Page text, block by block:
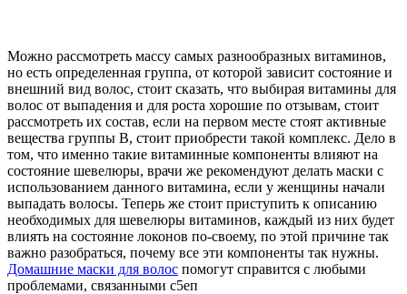
Можно рассмотреть массу самых разнообразных витаминов,
но есть определенная группа, от которой зависит состояние и
внешний вид волос, стоит сказать, что выбирая витамины для
волос от выпадения и для роста хорошие по отзывам, стоит
рассмотреть их состав, если на первом месте стоят активные
вещества группы В, стоит приобрести такой комплекс. Дело в
том, что именно такие витаминные компоненты влияют на
состояние шевелюры, врачи же рекомендуют делать маски с
использованием данного витамина, если у женщины начали
выпадать волосы. Теперь же стоит приступить к описанию
необходимых для шевелюры витаминов, каждый из них будет
влиять на состояние локонов по-своему, по этой причине так
важно разобраться, почему все эти компоненты так нужны.
Домашние маски для волос помогут справится с любыми
проблемами, связанными с5еп